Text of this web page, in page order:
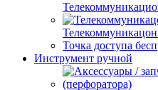
Точка доступа
Инструмент ручной